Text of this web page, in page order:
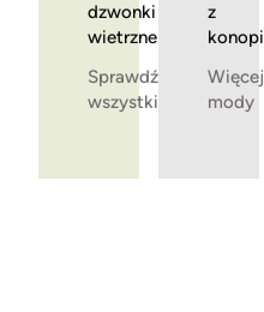
dzwonki
wietrzne
Sprawdź
wszystkie
z
konopi
Więcej
mody